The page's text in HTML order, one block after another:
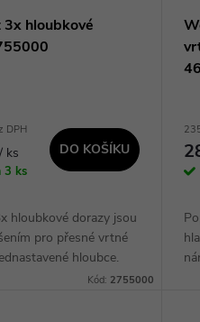
hloubkové
DPH
/ ks
3 ks
DO KOŠÍKU
hloubkové dorazy jsou
pro přesné vrtné
hloubce.
3 dorazy, které jsou
Kód: 2755000